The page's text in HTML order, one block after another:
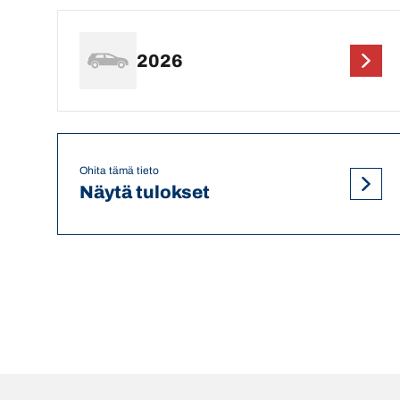
2026
Ohita tämä tieto
Näytä tulokset